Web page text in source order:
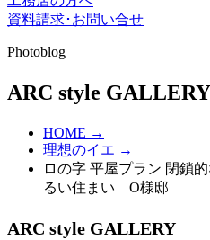
資料請求･お問い合せ
Photoblog
ARC style GALLERY
HOME →
理想のイエ →
ロの字 平屋プラン 閉鎖
るい住まい O様邸
ARC style GALLERY